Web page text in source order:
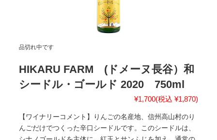
品切れ中です
HIKARU FARM (ドメーヌ長谷）和
シードル・ゴールド 2020 750ml
¥1,700(税込 ¥1,870)
【ワイナリーコメント】りんごの名産地、信州高山村のり
んごだけでつくった辛口シードルです。このシードルは、